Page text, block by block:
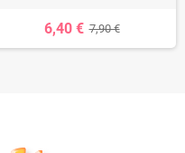
6,40 € 7,90 €